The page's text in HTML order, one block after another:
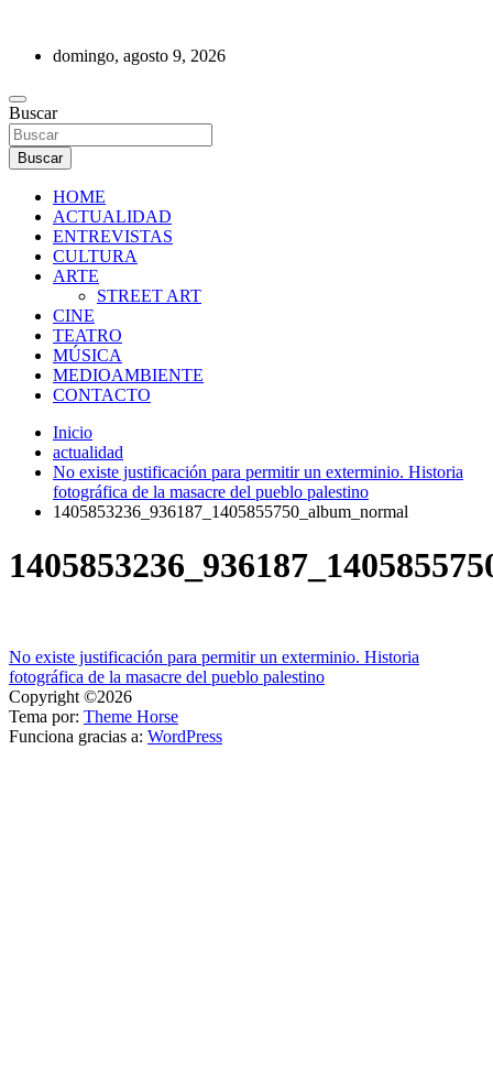
contenidodomingo, agosto 9, 2026
REVISTA DE PRENSA
Buscar
Buscar
HOME
ACTUALIDAD
ENTREVISTAS
CULTURA
ARTE
STREET ART
CINE
TEATRO
MÚSICA
MEDIOAMBIENTE
CONTACTO
Inicio
actualidad
No existe justificación para permitir un exterminio. Historia
fotográfica de la masacre del pueblo palestino
1405853236_936187_1405855750_album_normal
Navegación
de
entradas
No existe justificación para permitir un exterminio. Historia
fotográfica de la masacre del pueblo palestino
Copyright ©2026
Tema por: Theme Horse
Funciona gracias a: WordPress